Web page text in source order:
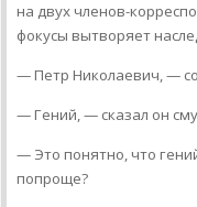
на двух членов-
фокусы вытворяет
— Петр Николаевич, —
— Гений, — сказал он
— Это понятно, что
попроще?